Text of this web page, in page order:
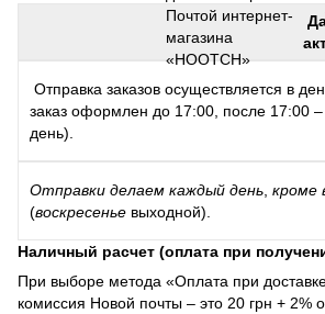
Отправка заказов осуществляется в
заказ оформлен до 17:00, после 17:00
день).
Отправки делаем каждый день кроме
(воскресенье выходной).
Наличный расчет (оплата при
При выборе метода «Оплата при
комиссия Новой почты – это 20 грн + 2%